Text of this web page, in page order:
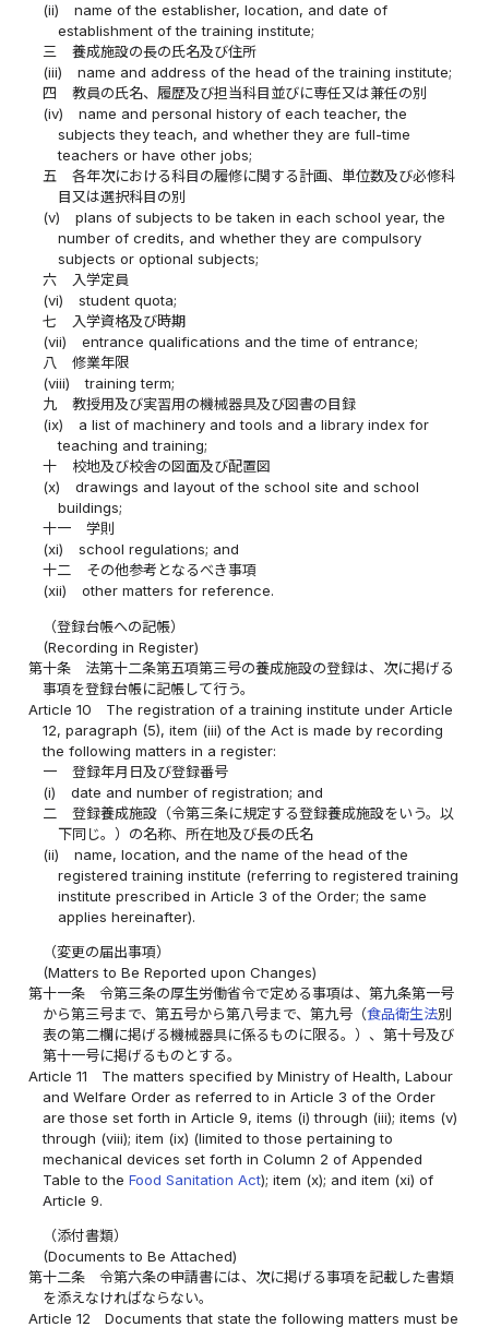
(ii)
name of the establisher, location, and date of
establishment of the training institute;
三
養成施設の長の氏名及び住所
(iii)
name and address of the head of the training institute;
四
教員の氏名、履歴及び担当科目並びに専任又は兼任の別
(iv)
name and personal history of each teacher, the
subjects they teach, and whether they are full-time
teachers or have other jobs;
五
各年次における科目の履修に関する計画、単位数及び必修科
目又は選択科目の別
(v)
plans of subjects to be taken in each school year, the
number of credits, and whether they are compulsory
subjects or optional subjects;
六
入学定員
(vi)
student quota;
七
入学資格及び時期
(vii)
entrance qualifications and the time of entrance;
八
修業年限
(viii)
training term;
九
教授用及び実習用の機械器具及び図書の目録
(ix)
a list of machinery and tools and a library index for
teaching and training;
十
校地及び校舎の図面及び配置図
(x)
drawings and layout of the school site and school
buildings;
十一
学則
(xi)
school regulations; and
十二
その他参考となるべき事項
(xii)
other matters for reference.
（登録台帳への記帳）
(Recording in Register)
第十条
法第十二条第五項第三号の養成施設の登録は、次に掲げる
事項を登録台帳に記帳して行う。
Article 10
The registration of a training institute under Article
12, paragraph (5), item (iii) of the Act is made by recording
the following matters in a register:
一
登録年月日及び登録番号
(i)
date and number of registration; and
二
登録養成施設（令第三条に規定する登録養成施設をいう。以
下同じ。）の名称、所在地及び長の氏名
(ii)
name, location, and the name of the head of the
registered training institute (referring to registered training
institute prescribed in Article 3 of the Order; the same
applies hereinafter).
（変更の届出事項）
(Matters to Be Reported upon Changes)
第十一条
令第三条の厚生労働省令で定める事項は、第九条第一号
から第三号まで、第五号から第八号まで、第九号（食品衛生法別
表の第二欄に掲げる機械器具に係るものに限る。）、第十号及び
第十一号に掲げるものとする。
Article 11
The matters specified by Ministry of Health, Labour
and Welfare Order as referred to in Article 3 of the Order
are those set forth in Article 9, items (i) through (iii); items (v)
through (viii); item (ix) (limited to those pertaining to
mechanical devices set forth in Column 2 of Appended
Table to theFood Sanitation Act); item (x); and item (xi) of
Article 9.
（添付書類）
(Documents to Be Attached)
第十二条
令第六条の申請書には、次に掲げる事項を記載した書類
を添えなければならない。
Article 12
Documents that state the following matters must be